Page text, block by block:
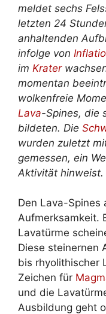
meldet sechs
letzten 24
anhaltenden
infolge von
im Krater
momentan
wolkenfreie
Lava-Spines, die
bildeten. Die
wurden zuletzt
gemessen, ein
Aktivität hinweist.
Den Lava-Spines
Aufmerksamkeit.
Lavatürme
Diese steinernen
bis rhyolithischer
Zeichen für
und die
Ausbildung geht